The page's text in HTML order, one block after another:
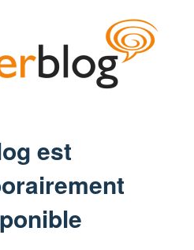
est